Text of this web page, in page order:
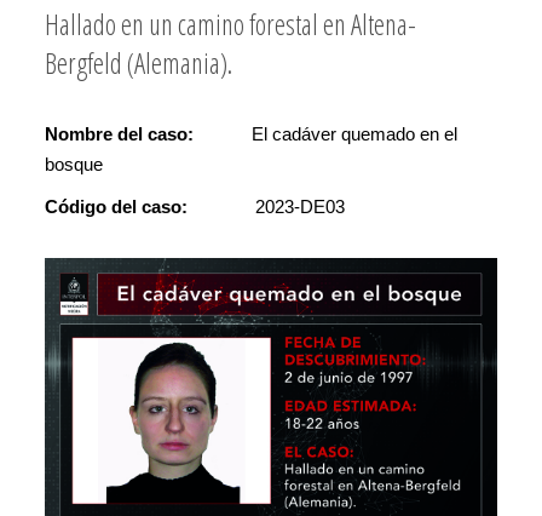
Hallado en un camino forestal en Altena-
Bergfeld (Alemania).
Nombre del caso: El cadáver quemado en el
bosque
Código del caso: 2023-DE03